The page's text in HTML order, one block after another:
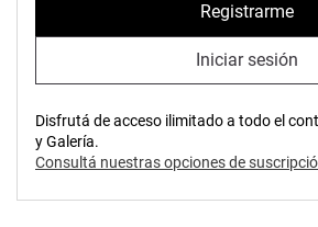
Registrarme
Iniciar sesión
Disfrutá de acceso ilimitado a todo el
y Galería.
Consultá nuestras opciones de